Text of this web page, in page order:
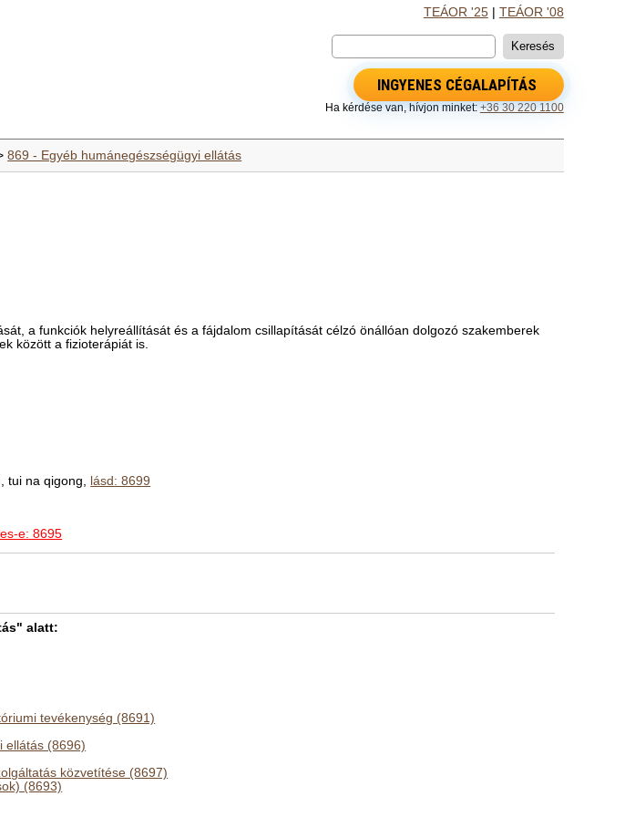
TEÁOR '25| TEÁOR '08
INGYENES CÉGALAPÍTÁS
Ha kérdése van, hívjon minket: +36 30 220 1100
869 - Egyéb humánegészségügyi ellátás
a funkciók helyreállítását és a fájdalom csillapítását célzó önállóan dolgozó szakemberek
között a fizioterápiát is.
tui na qigong, lásd: 8699
e: 8695
alatt:
tevékenység (8691)
ellátás (8696)
közvetítése (8697)
(8693)